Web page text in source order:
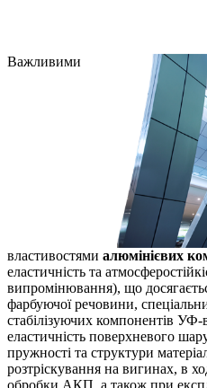
Важливими
властивостями алюмінієвих
еластичність та
випромінювання), що
фарбуючої речовини,
стабілізуючих компонентів
еластичність поверхневого
пружності та структури
розтріскування на вигинах, в
обробки АКП, а також при